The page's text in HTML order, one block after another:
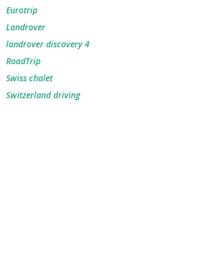
Eurotrip
Landrover
landrover discovery 4
RoadTrip
Swiss chalet
Switzerland driving